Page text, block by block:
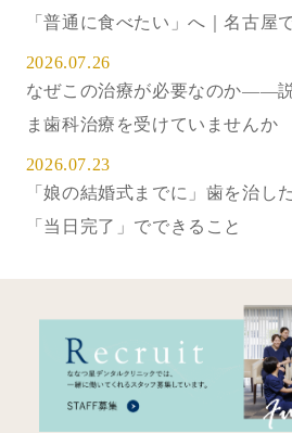
「普通に食べたい」へ｜名古屋
2026.07.26
なぜこの治療が必要なのか——
ま歯科治療を受けていませんか
2026.07.23
「娘の結婚式までに」歯を治し
「当日完了」でできること